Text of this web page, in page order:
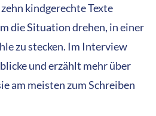
zehn kindgerechte Texte
die Situation drehen, in einer
zu stecken. Im Interview
und erzählt mehr über
am meisten zum Schreiben